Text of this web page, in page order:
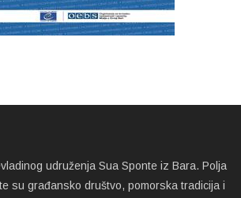
udruženja Sua Sponte iz Bara. Polja
su građansko društvo, pomorska tradicija i